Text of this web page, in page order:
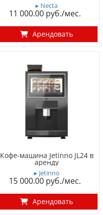
▸ Necta
11 000.00
Арендовать
Кофе-машина Jetinno JL24 в
аренду
▸ Jetinno
15 000.00
Арендовать